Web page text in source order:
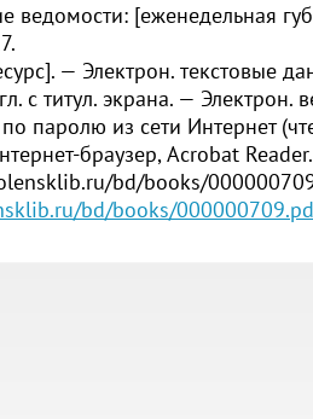
ведомости: [еженедельная
— Электрон. текстовые
с титул. экрана. — Электрон.
паролю из сети Интернет
браузер, Acrobat
bd/books/
bd/books/